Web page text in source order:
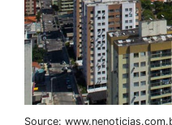
Source: